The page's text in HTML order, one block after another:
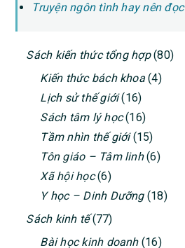
Truyện ngôn tình hay nên đọc
PRIMARY
SIDEBAR
Sách kiến thức tổng hợp(80)
Kiến thức bách khoa(4)
Lịch sử thế giới(16)
Sách tâm lý học(16)
Tầm nhìn thế giới(15)
Tôn giáo – Tâm linh(6)
Xã hội học(6)
Y học – Dinh Dưỡng(18)
Sách kinh tế(77)
Bài học kinh doanh(16)